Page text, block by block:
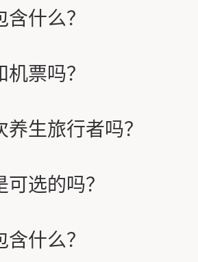
什么？
票吗？
生旅行者吗？
选的吗？
什么？